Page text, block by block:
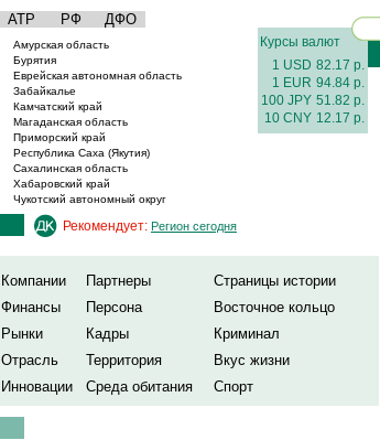
АТР РФ ДФО
Амурская область
Бурятия
Еврейская автономная область
Забайкалье
Камчатский край
Магаданская область
Приморский край
Республика Саха (Якутия)
Сахалинская область
Хабаровский край
Чукотский автономный округ
Курсы валют
1 USD 82.17 р.
1 EUR 94.84 р.
100 JPY 51.82 р.
10 CNY 12.17 р.
Рекомендует: Регион сегодня
Компании Партнеры
Страницы истории
Финансы Персона
Восточное кольцо
Рынки Кадры
Криминал
Отрасль Территория
Вкус жизни
Инновации Среда обитания Спорт